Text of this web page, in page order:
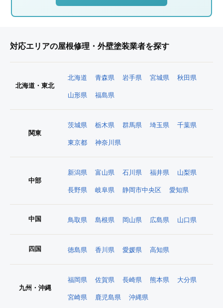
対応エリアの屋根修理・外壁塗装業者を探す
北海道・東北
北海道 青森県 岩手県 宮城県 秋田県
山形県 福島県
関東
茨城県 栃木県 群馬県 埼玉県 千葉県
東京都 神奈川県
中部
新潟県 富山県 石川県 福井県 山梨県
長野県 岐阜県 静岡市中央区 愛知県
中国 鳥取県 島根県 岡山県 広島県 山口県
四国 徳島県 香川県 愛媛県 高知県
九州・沖縄
福岡県 佐賀県 長崎県 熊本県 大分県
宮崎県 鹿児島県 沖縄県